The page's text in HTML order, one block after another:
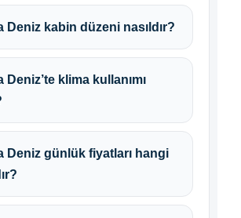
Deniz kabin düzeni nasıldır?
Deniz’te klima kullanımı
Deniz günlük fiyatları hangi